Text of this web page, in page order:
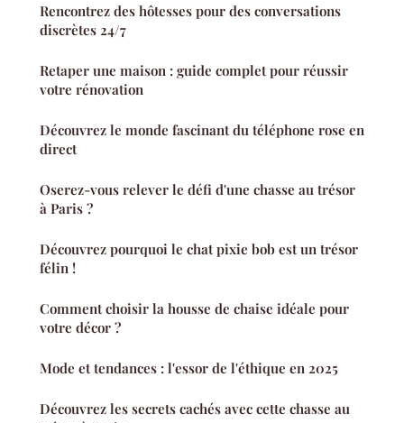
Rencontrez des hôtesses pour des conversations
discrètes 24/7
Retaper une maison : guide complet pour réussir
votre rénovation
Découvrez le monde fascinant du téléphone rose en
direct
Oserez-vous relever le défi d'une chasse au trésor
à Paris ?
Découvrez pourquoi le chat pixie bob est un trésor
félin !
Comment choisir la housse de chaise idéale pour
votre décor ?
Mode et tendances : l'essor de l'éthique en 2025
Découvrez les secrets cachés avec cette chasse au